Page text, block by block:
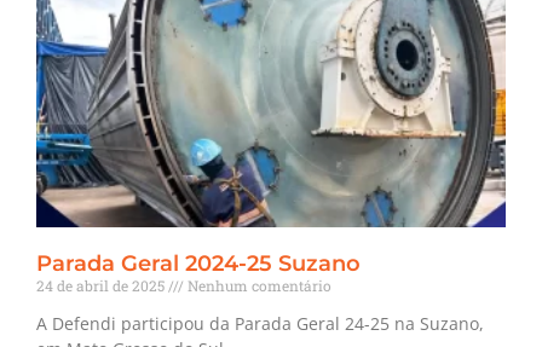
Parada Geral 2024-25 Suzano
24 de abril de 2025 Nenhum comentário
A Defendi participou da Parada Geral 24-25 na Suzano,